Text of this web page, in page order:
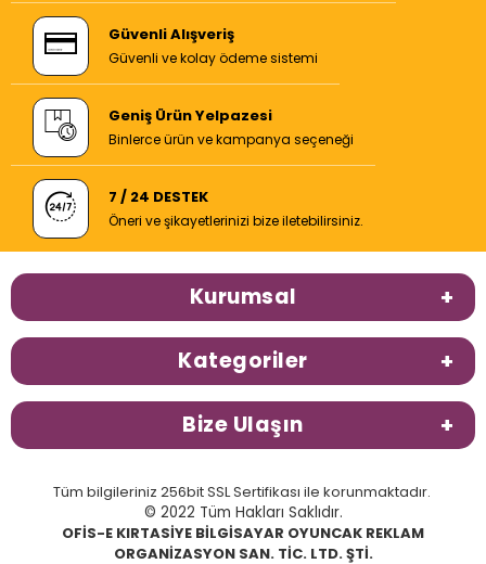
Güvenli Alışveriş
Güvenli ve kolay ödeme sistemi
Geniş Ürün Yelpazesi
Binlerce ürün ve kampanya seçeneği
7 / 24 DESTEK
Öneri ve şikayetlerinizi bize iletebilirsiniz.
Kurumsal
Kategoriler
Bize Ulaşın
Tüm bilgileriniz 256bit SSL Sertifikası ile korunmaktadır.
© 2022 Tüm Hakları Saklıdır.
OFİS-E KIRTASİYE BİLGİSAYAR OYUNCAK REKLAM
ORGANİZASYON SAN. TİC. LTD. ŞTİ.